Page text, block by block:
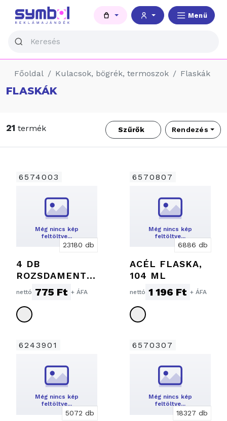
Menü
Főoldal Kulacsok, bögrék, termoszok Flaskák
FLASKÁK
21 termék Szűrők Rendezés
6574003
Még nincs kép
feltöltve…
23180 db
4 DB
ROZSDAMENTE
S ACÉL KUPICA,
4 X 30 ML
nettó 775 Ft + ÁFA
6570807
Még nincs kép
feltöltve…
6886 db
ACÉL FLASKA,
104 ML
nettó 1 196 Ft + ÁFA
6243901
Még nincs kép
feltöltve…
5072 db
6570307
Még nincs kép
feltöltve…
18327 db